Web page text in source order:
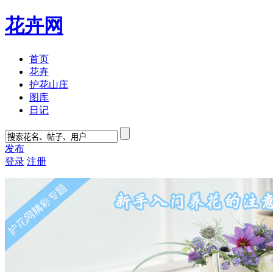
花卉网
首页
花卉
护花山庄
图库
日记
发布
登录 注册